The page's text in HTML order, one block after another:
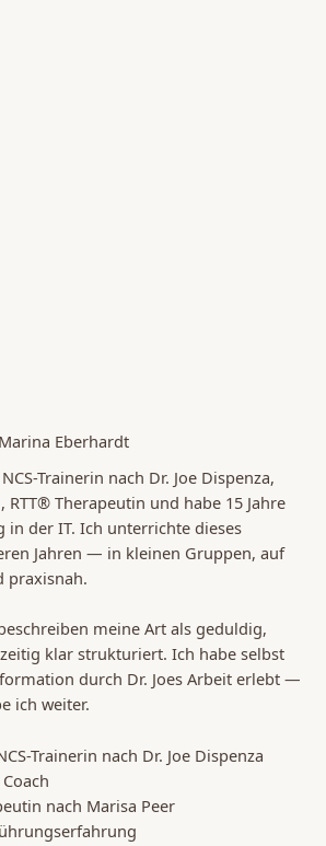
Eberhardt
Trainerin nach Dr. Joe Dispenza,
RTT® Therapeutin und habe 15 Jahre
in der IT. Ich unterrichte dieses
Jahren — in kleinen Gruppen, auf
praxisnah.
meine Art als geduldig,
klar strukturiert. Ich habe selbst
durch Dr. Joes Arbeit erlebt —
ich weiter.
Trainerin nach Dr. Joe Dispenza
nach Marisa Peer